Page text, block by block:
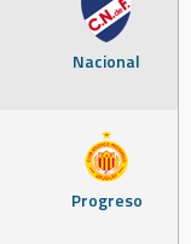
Nacional
Progreso